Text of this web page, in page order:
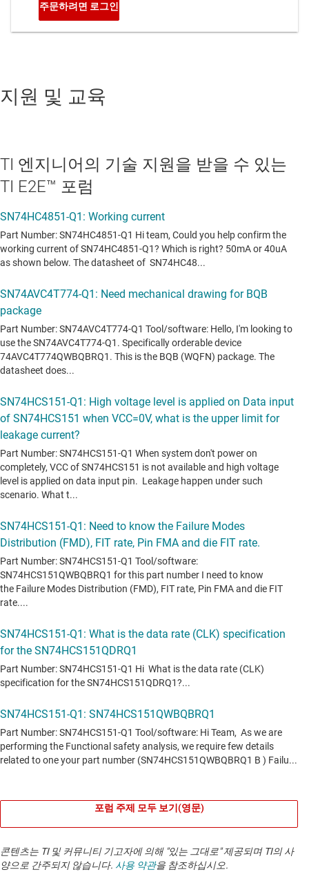
지원 및 교육
TI 엔지니어의 기술 지원을 받을 수 있는
TI E2E™ 포럼
포럼 주제 모두 보기(영문)
콘텐츠는 TI 및 커뮤니티 기고자에 의해 "있는 그대로" 제공되며 TI의 사
양으로 간주되지 않습니다. 사용 약관을 참조하십시오.